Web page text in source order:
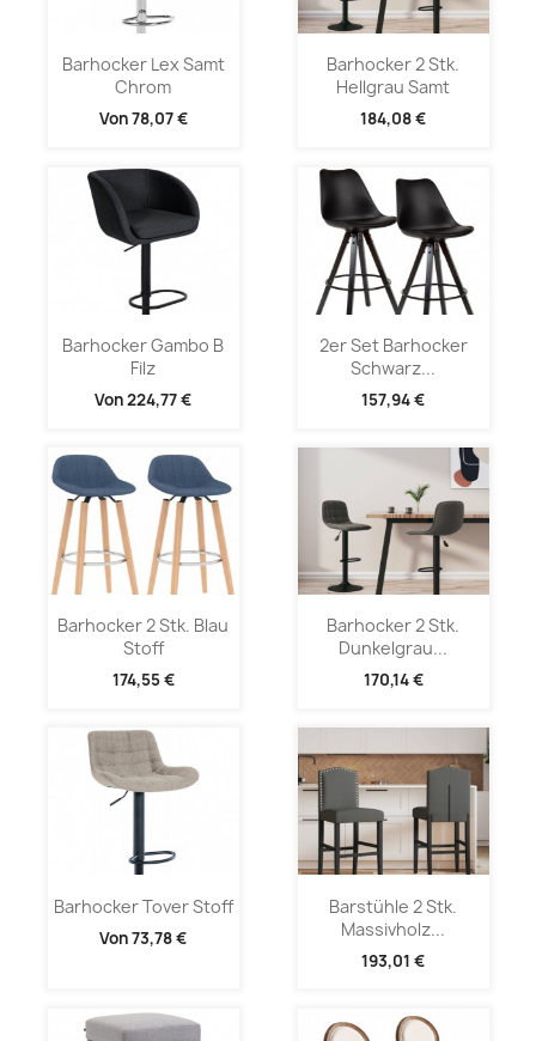
Barhocker Lex Samt
Chrom
Von78,07 €
Barhocker 2 Stk.
Hellgrau Samt
184,08 €
Barhocker Gambo B
Filz
Von224,77 €
2er Set Barhocker
Schwarz...
157,94 €
Barhocker 2 Stk. Blau
Stoff
174,55 €
Barhocker 2 Stk.
Dunkelgrau...
170,14 €
Barhocker Tover Stoff
Von73,78 €
Barstühle 2 Stk.
Massivholz...
193,01 €